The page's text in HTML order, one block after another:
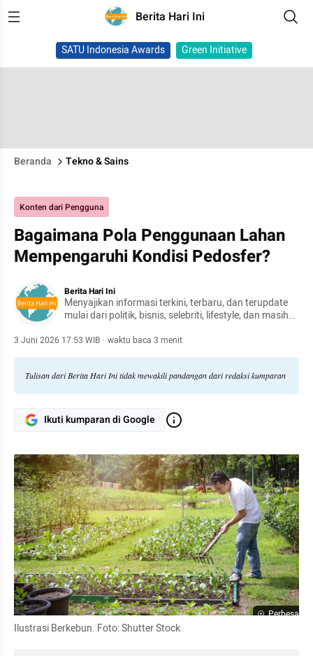
Berita Hari Ini
SATU Indonesia Awards Green Initiative
Beranda Tekno & Sains
Konten dari Pengguna
Bagaimana Pola Penggunaan Lahan
Mempengaruhi Kondisi Pedosfer?
Berita Hari Ini
Menyajikan informasi terkini, terbaru, dan terupdate
mulai dari politik, bisnis, selebriti, lifestyle, dan masih
3 Juni 2026 17:53 WIB · waktu baca 3 menit
Tulisan dari Berita Hari Ini tidak mewakili pandangan dari redaksi kumparan
Ikuti kumparan di Google
Perbesar
Ilustrasi Berkebun. Foto: Shutter Stock